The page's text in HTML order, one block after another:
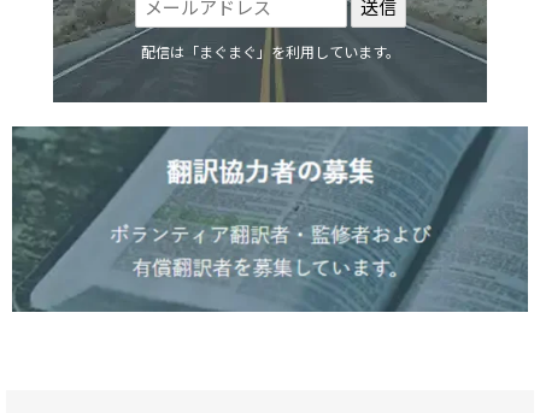
配信は「まぐまぐ」を利用しています。